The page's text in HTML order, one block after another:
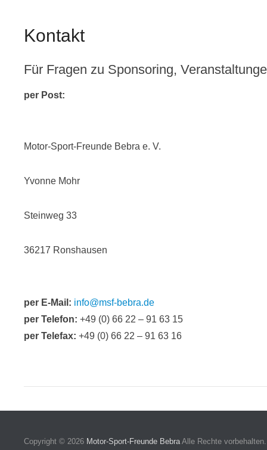
Kontakt
Für Fragen zu Sponsoring,
per Post:
Motor-Sport-Freunde Bebra e. V.
Yvonne Mohr
Steinweg 33
36217 Ronshausen
per E-Mail: info@msf-bebra.de
per Telefon: +49 (0) 66 22 – 91 63 15
per Telefax: +49 (0) 66 22 – 91 63 16
Copyright © 2026 Motor-Sport-Freunde BebraAlle Rechte vorbehalten.